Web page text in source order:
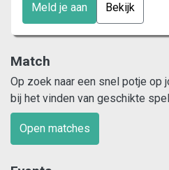
Meld je aan Bekijk
Match
Op zoek naar een snel potje op
bij het vinden van geschikte
Open matches